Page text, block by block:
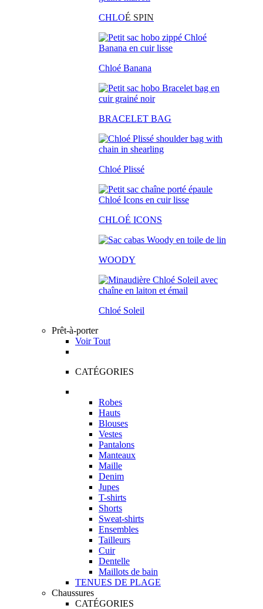
CHLOÉ SPIN
Chloé Banana
BRACELET BAG
Chloé Plissé
CHLOÉ ICONS
WOODY
Chloé Soleil
Prêt-à-porter
Voir Tout
CATÉGORIES
Robes
Hauts
Blouses
Vestes
Pantalons
Manteaux
Maille
Denim
Jupes
T-shirts
Shorts
Sweat-shirts
Ensembles
Tailleurs
Cuir
Dentelle
Maillots de bain
TENUES DE PLAGE
Chaussures
CATÉGORIES